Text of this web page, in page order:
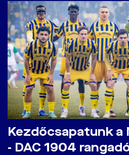
Kezdőcsapatunk a
- DAC 1904